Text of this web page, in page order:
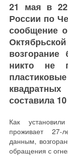
21 мая в
России по
сообщение
возгорание
никто не
составила
Как
проживает 27-
данным,
обращения с